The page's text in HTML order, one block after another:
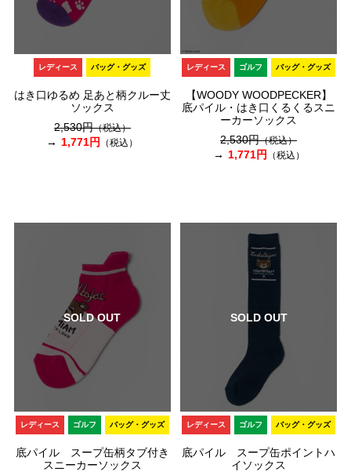
レディース バッグ・グッズ
はき口ゆるめ 足あと柄クルー丈
ソックス
2,530円（税込）
1,771円 （税込）
レディース ゴルフ バッグ・グッズ
【WOODY WOODPECKER】
底パイル・はき口くるくるスニ
ーカーソックス
2,530円（税込）
1,771円 （税込）
SOLD OUT
レディース ゴルフ バッグ・グッズ
底パイル スープ缶柄タブ付き
スニーカーソックス
SOLD OUT
レディース ゴルフ バッグ・グッズ
底パイル スープ缶ポイントハ
イソックス